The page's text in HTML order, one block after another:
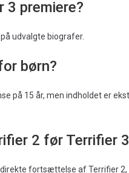
3 premiere?
udvalgte biografer.
børn?
på 15 år, men indholdet er
2 før Terrifier
fortsættelse af Terrifier